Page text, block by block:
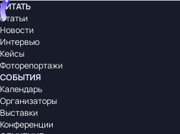
ЧИТАТЬ
Статьи
Новости
Интервью
Кейсы
Фоторепортажи
СОБЫТИЯ
Календарь
Организаторы
Выставки
Конференции